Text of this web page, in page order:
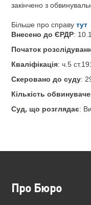
закінчено з
Більше про справу тут
Внесено до ЄРДР:
Початок
Кваліфікація: ч.5
Скеровано до суду:
Кількість
Суд, що розглядає:
Про Бюро